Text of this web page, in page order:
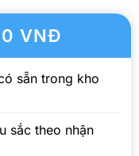
VNĐ
sẵn trong kho
sắc theo nhận